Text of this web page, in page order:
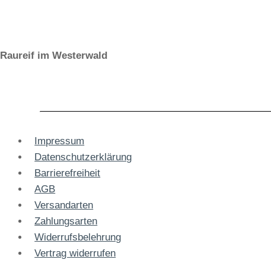
Raureif im Westerwald
Impressum
Datenschutzerklärung
Barrierefreiheit
AGB
Versandarten
Zahlungsarten
Widerrufsbelehrung
Vertrag widerrufen